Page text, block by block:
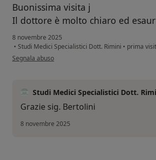
Buonissima visita j
Il dottore è molto chiaro ed
8 novembre 2025
• Studi Medici Specialistici Dott. Rimini • prima
secondo l'opinione dell'utente Matteo Bertolini
Segnala abuso
Studi Medici Specialistici Dott.
Grazie sig. Bertolini
8 novembre 2025